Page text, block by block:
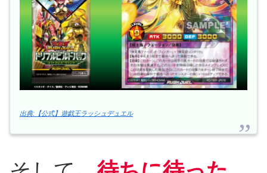
出典:【公式】遊戯王ラッシュデュエル